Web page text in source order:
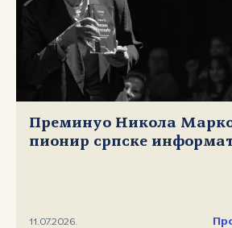
Преминуо Никола
пионир српске
11.07.2026.